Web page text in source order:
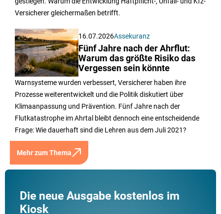
Versicherer gleichermaßen betrifft.
16.07.2026Assekuranz
Fünf Jahre nach der Ahrflut:
Warum das größte Risiko das
Vergessen sein könnte
Warnsysteme wurden verbessert, Versicherer haben ihre
Prozesse weiterentwickelt und die Politik diskutiert über
Klimaanpassung und Prävention. Fünf Jahre nach der
Flutkatastrophe im Ahrtal bleibt dennoch eine entscheidende
Frage: Wie dauerhaft sind die Lehren aus dem Juli 2021?
Mehr zum Thema
Die neue Ausgabe kostenlos im
Kiosk